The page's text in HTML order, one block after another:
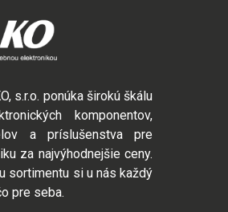
s.r.o. ponúka širokú škálu
komponentov,
a príslušenstva pre
za najvýhodnejšie ceny.
sortimentu si u nás každý
pre seba.